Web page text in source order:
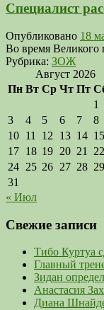
Специалист
Опубликовано 18
Во время Великого
Рубрика: ЗОЖ
Август 2026
Пн Вт Ср Чт Пт
1
3
4 5 6 7 8
10 11 12 13 14 15
17 18 19 20 21 22
24 25 26 27 28 29
31
« Июл
Свежие записи
Тибо Куртуа
Главный
Зидан
Анастасия
Диана